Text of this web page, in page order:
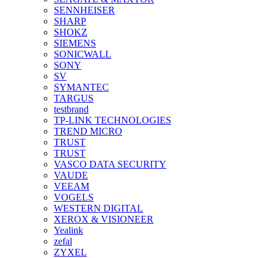
SENNHEISER
SHARP
SHOKZ
SIEMENS
SONICWALL
SONY
SV
SYMANTEC
TARGUS
testbrand
TP-LINK TECHNOLOGIES
TREND MICRO
TRUST
TRUST
VASCO DATA SECURITY
VAUDE
VEEAM
VOGELS
WESTERN DIGITAL
XEROX & VISIONEER
Yealink
zefal
ZYXEL